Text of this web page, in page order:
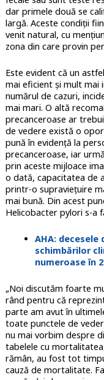
dar primele două se
largă. Aceste condiții
venit natural, cu
zona din care provin
Este evident că un
mai eficient și mult mai
numărul de cazuri,
mai mari. O altă
precanceroase ar
de vedere există o
pună în evidență la
precanceroase, iar
prin aceste mijloace
o dată, capacitatea de
printr-o supraviețuire
mai bună. Din acest
Helicobacter pylori s-a
AHA: decesele
schimbărilor
numeroase în
„Noi discutăm foarte
rând pentru că
parte am avut în
toate punctele de
nu mai vorbim despre
tabelele cu
rămân, au fost tot
cauză de mortalitate.